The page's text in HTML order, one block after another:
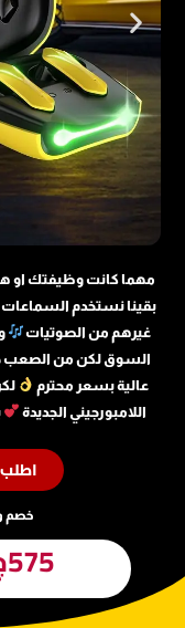
مهما كانت وظيفتك او
بقينا نستخدم السماعات
غيرهم من الصوتيات
السوق لكن من الصعب
عالية بسعر محترم
اللامبورجيني الجديدة
خصم
575ج بدلا من